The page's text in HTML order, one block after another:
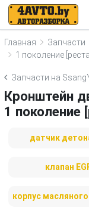
Главная Запчасти
1 поколение
Запчасти на
Кронштейн
1 поколение
датчик
клапан